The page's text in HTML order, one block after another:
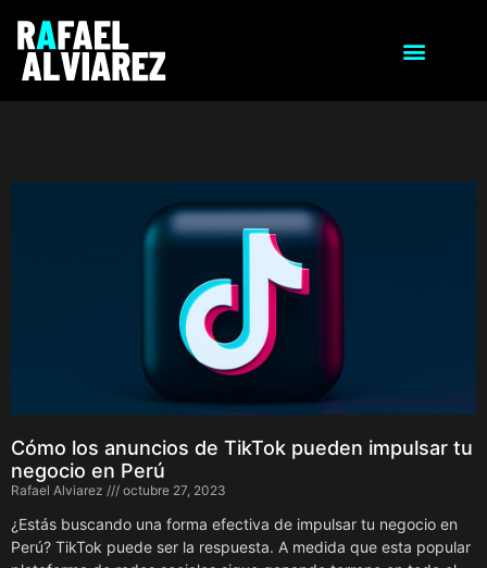
Cómo los anuncios de TikTok pueden impulsar tu
negocio en Perú
Rafael Alviarez octubre 27, 2023
¿Estás buscando una forma efectiva de impulsar tu negocio en
Perú? TikTok puede ser la respuesta. A medida que esta popular